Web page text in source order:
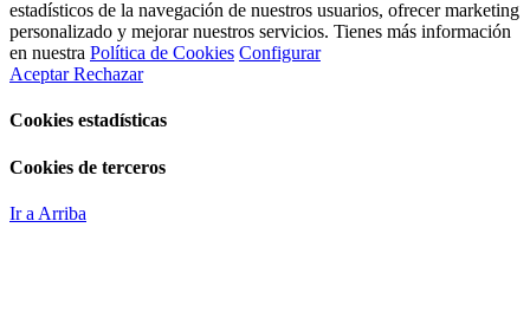
estadísticos de la navegación de nuestros usuarios, ofrecer marketing
personalizado y mejorar nuestros servicios. Tienes más información
en nuestra Política de Cookies Configurar
AceptarRechazar
Cookies estadísticas
Cookies de terceros
Ir a Arriba